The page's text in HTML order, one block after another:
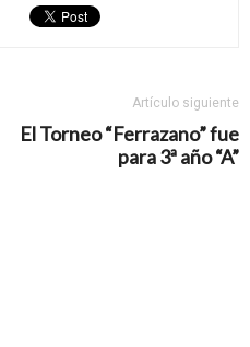
Artículo siguiente
El Torneo “Ferrazano” fue
para 3ª año “A”